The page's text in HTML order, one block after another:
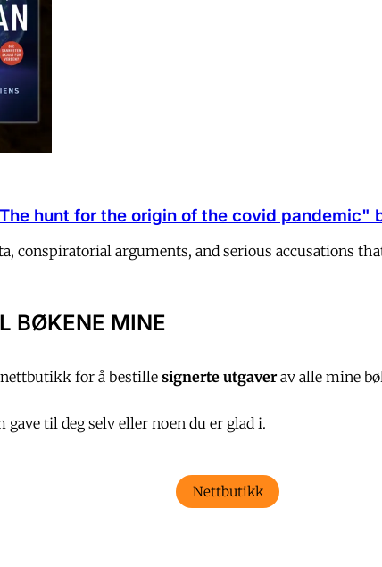
hunt for the origin of the covid pandemic"
conspiratorial arguments, and serious accusations
BØKENE MINE
for å bestille signerte utgaverav alle mine
gave til deg selv eller noen du er glad i.
Nettbutikk